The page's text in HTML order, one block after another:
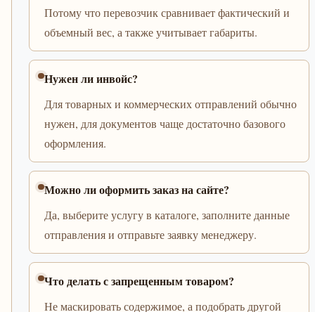
Потому что перевозчик сравнивает фактический и
объемный вес, а также учитывает габариты.
Нужен ли инвойс?
Для товарных и коммерческих отправлений обычно
нужен, для документов чаще достаточно базового
оформления.
Можно ли оформить заказ на сайте?
Да, выберите услугу в каталоге, заполните данные
отправления и отправьте заявку менеджеру.
Что делать с запрещенным товаром?
Не маскировать содержимое, а подобрать другой